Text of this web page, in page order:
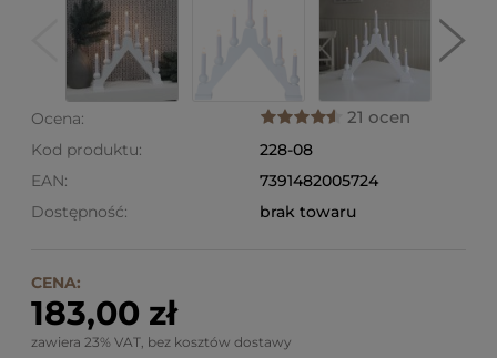
Ocena: 21 ocen
Kod produktu:
228-08
EAN:
7391482005724
Dostępność:
brak towaru
CENA:
183,00 zł
zawiera 23% VAT, bez kosztów dostawy